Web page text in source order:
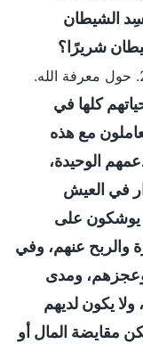
الشيطان
شريرًا؟
[الكلمة، ج. 2. حول معرفة الله.
كلها في
مع هذه
الوحيدة،
في العيش
يوشكون على
والربح عنهم، وفي
ومدى
يكون لديهم
مقايضة المال أو